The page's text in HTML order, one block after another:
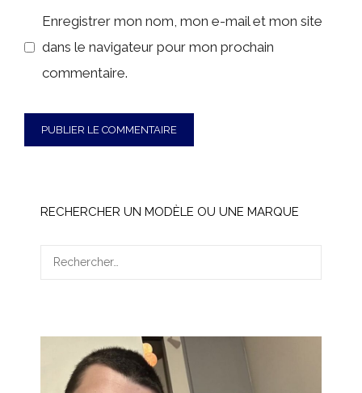
Enregistrer mon nom, mon e-mail et mon site
dans le navigateur pour mon prochain
commentaire.
RECHERCHER UN MODÈLE OU UNE MARQUE
Rechercher :